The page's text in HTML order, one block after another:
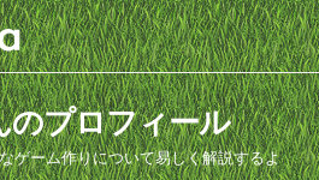
のプロフィール
ゲーム作りについて易しく解説するよ